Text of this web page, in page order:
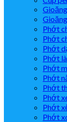
Phớt
Phớt
Phớt
Phớt
Phớt
Phớt
Phớt
Phớt
Phớt
Phớt